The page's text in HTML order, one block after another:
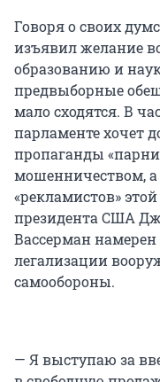
Говоря о своих
изъявил желание
образованию и
предвыборные
мало сходятся. В
парламенте хочет
пропаганды
мошенничеством, а
«рекламистов»
президента США
Вассерман
легализации
самообороны.
— Я выступаю за